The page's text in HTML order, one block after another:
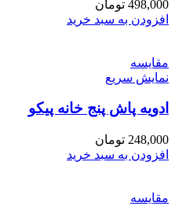
498,000 تومان
افزودن به سبد خرید
مقايسه
نمایش سریع
ادویه پاش پنج خانه پیکو
248,000 تومان
افزودن به سبد خرید
مقايسه